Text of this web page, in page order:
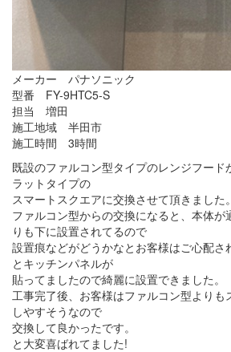
メーカー パナソニック
型番 FY-9HTC5-S
担当 増田
施工地域 半田市
施工時間 3時間
既設のファルコン型タイプのレンジフード
ラットタイプの
スマートスクエアに交換させて頂きました。
ファルコン型からの交換になると、本体が
りも下に設置されてるので
設置痕などがどうかなとお客様はご心配さ
とキッチンパネルが
貼ってましたので綺麗に設置できました。
工事完了後、お客様はファルコン型よりも
しやすそうなので
交換して良かったです。
と大変喜ばれてました!